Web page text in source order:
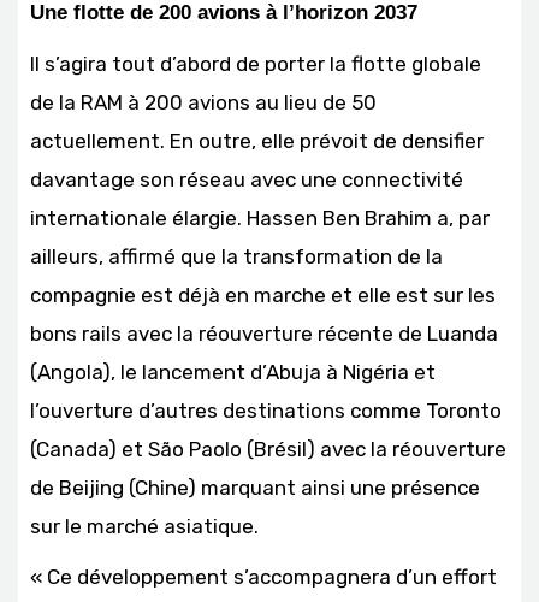
Une flotte de 200 avions à l’horizon 2037
Il s’agira tout d’abord de porter la flotte globale
de la RAM à 200 avions au lieu de 50
actuellement. En outre, elle prévoit de densifier
davantage son réseau avec une connectivité
internationale élargie. Hassen Ben Brahim a, par
ailleurs, affirmé que la transformation de la
compagnie est déjà en marche et elle est sur les
bons rails avec la réouverture récente de Luanda
(Angola), le lancement d’Abuja à Nigéria et
l’ouverture d’autres destinations comme Toronto
(Canada) et São Paolo (Brésil) avec la réouverture
de Beijing (Chine) marquant ainsi une présence
sur le marché asiatique.
« Ce développement s’accompagnera d’un effort